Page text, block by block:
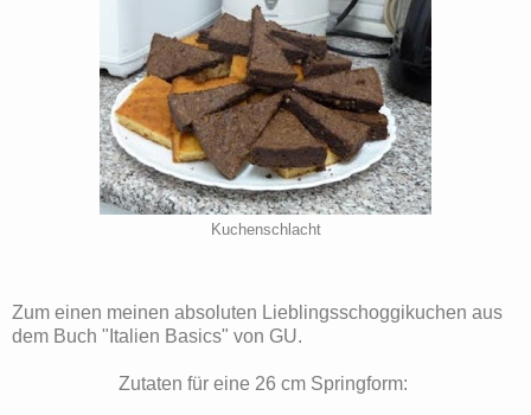
Kuchenschlacht
Zum einen meinen absoluten Lieblingsschoggikuchen aus
dem Buch "Italien Basics" von GU.
Zutaten für eine 26 cm Springform: